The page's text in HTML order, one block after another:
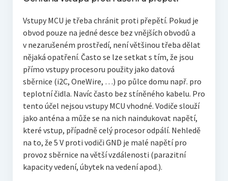
Vstupy MCU je třeba chránit proti přepětí. Pokud je
obvod pouze na jedné desce bez vnějších obvodů a
v nezarušeném prostředí, není většinou třeba dělat
nějaká opatření. Často se lze setkat s tím, že jsou
přímo vstupy procesoru použity jako datová
sběrnice (i2C, OneWire, …) po půlce domu např. pro
teplotní čidla. Navíc často bez stíněného kabelu. Pro
tento účel nejsou vstupy MCU vhodné. Vodiče slouží
jako anténa a může se na nich naindukovat napětí,
které vstup, případně celý procesor odpálí. Nehledě
na to, že 5 V proti vodiči GND je malé napětí pro
provoz sběrnice na větší vzdálenosti (parazitní
kapacity vedení, úbytek na vedení apod.).